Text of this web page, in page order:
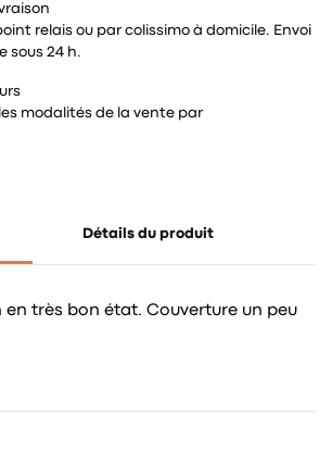
relais ou par colissimo à domicile. Envoi
sous 24 h.
modalités de la vente par
Détails du produit
en très bon état. Couverture un peu